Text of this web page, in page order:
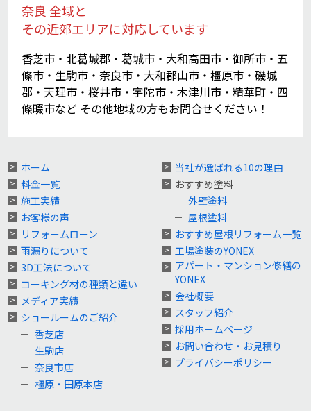
奈良 全域と
その近郊エリアに対応しています
香芝市・北葛城郡・葛城市・大和高田市・御所市・五
條市・生駒市・奈良市・大和郡山市・橿原市・磯城
郡・天理市・桜井市・宇陀市・木津川市・精華町・四
條畷市など その他地域の方もお問合せください！
ホーム
料金一覧
施工実績
お客様の声
リフォームローン
雨漏りについて
3D工法について
コーキング材の種類と違い
メディア実績
ショールームのご紹介
香芝店
生駒店
奈良市店
橿原・田原本店
当社が選ばれる10の理由
おすすめ塗料
外壁塗料
屋根塗料
おすすめ屋根リフォーム一覧
工場塗装のYONEX
アパート・マンション修繕の
YONEX
会社概要
スタッフ紹介
採用ホームページ
お問い合わせ・お見積り
プライバシーポリシー